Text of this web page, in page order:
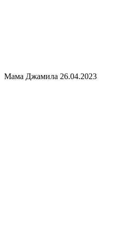
Мама Джамила 26.04.2023